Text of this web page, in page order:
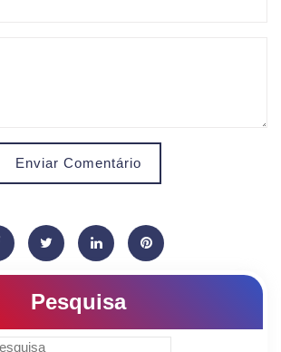
Enviar Comentário
Pesquisa